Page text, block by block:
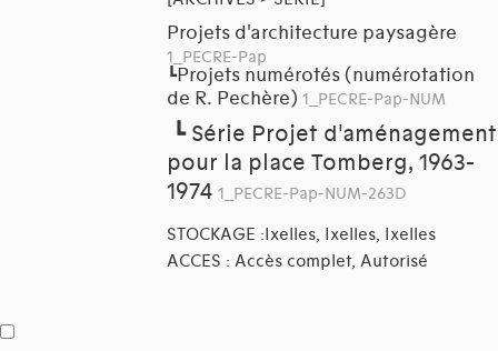
Projets d'architecture paysagère
1_PECRE-Pap
┗Projets numérotés (numérotation
de R. Pechère) 1_PECRE-Pap-NUM
┗ Série Projet d'aménagement
pour la place Tomberg, 1963-
1974 1_PECRE-Pap-NUM-263D
STOCKAGE :Ixelles, Ixelles, Ixelles
ACCES : Accès complet, Autorisé